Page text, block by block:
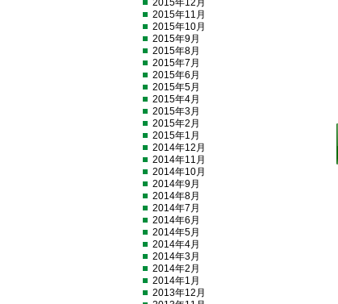
2015年12月
2015年11月
2015年10月
2015年9月
2015年8月
2015年7月
2015年6月
2015年5月
2015年4月
2015年3月
2015年2月
2015年1月
2014年12月
2014年11月
2014年10月
2014年9月
2014年8月
2014年7月
2014年6月
2014年5月
2014年4月
2014年3月
2014年2月
2014年1月
2013年12月